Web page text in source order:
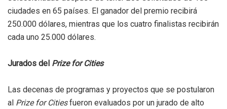
ciudades en 65 países. El ganador del premio recibirá
250.000 dólares, mientras que los cuatro finalistas recibirán
cada uno 25.000 dólares.
Jurados del Prize for Cities
Las decenas de programas y proyectos que se postularon
al Prize for Citiesfueron evaluados por un jurado de alto